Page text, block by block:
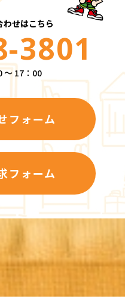
わせはこちら
3801
～ 17：00
フォーム
フォーム